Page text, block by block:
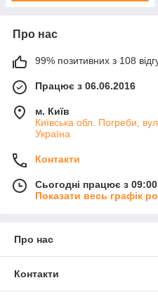
Про нас
99% позитивних з 108
Працює з 06.06.2016
м. Київ
Київська обл. Погреби,
Україна
Контакти
Сьогодні працює з
Показати весь графік
Про нас
Контакти